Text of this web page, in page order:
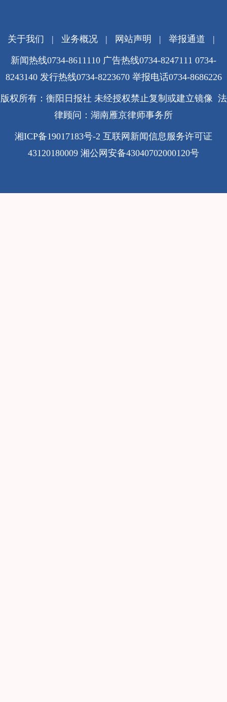
关于我们 | 业务概况| 网站声明 | 举报通道 |
新闻热线0734-8611110 广告热线0734-8247111 0734-
8243140 发行热线0734-8223670 举报电话0734-8686226
版权所有：衡阳日报社 未经授权禁止复制或建立镜像 法
律顾问：湖南雁京律师事务所
湘ICP备19017183号-2 互联网新闻信息服务许可证
43120180009 湘公网安备43040702000120号